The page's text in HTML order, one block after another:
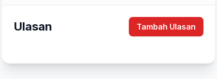
Ulasan Tambah Ulasan